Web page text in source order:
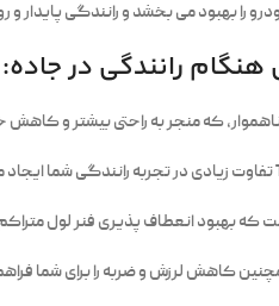
بهبود می بخشد و رانندگی پایدار و
رانندگی در جاده:
که منجر به راحتی بیشتر و
که بهبود انعطاف پذیری فنر لول
کاهش لرزش و ضربه را برای شما